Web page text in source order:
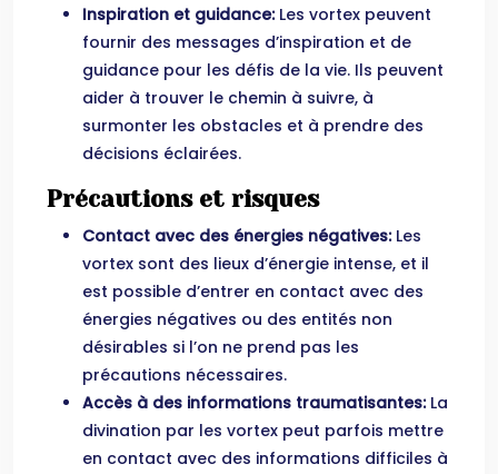
Inspiration et guidance: Les vortex peuvent
fournir des messages d’inspiration et de
guidance pour les défis de la vie. Ils peuvent
aider à trouver le chemin à suivre, à
surmonter les obstacles et à prendre des
décisions éclairées.
Précautions et risques
Contact avec des énergies négatives: Les
vortex sont des lieux d’énergie intense, et il
est possible d’entrer en contact avec des
énergies négatives ou des entités non
désirables si l’on ne prend pas les
précautions nécessaires.
Accès à des informations traumatisantes: La
divination par les vortex peut parfois mettre
en contact avec des informations difficiles à